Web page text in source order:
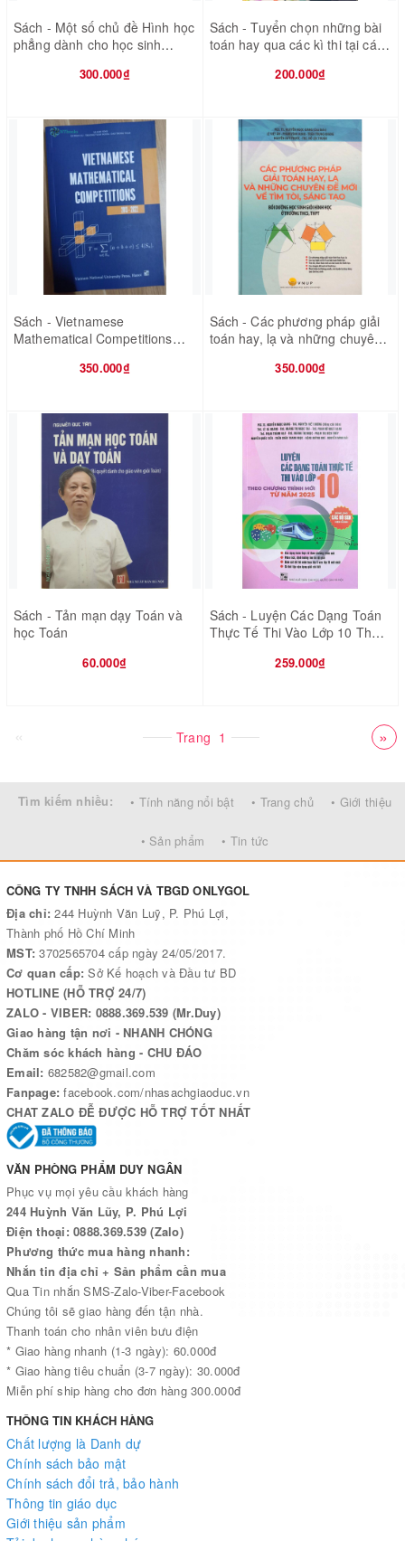
Sách - Một số chủ đề Hình học
phẳng dành cho học sinh
300.000₫
Sách - Tuyển chọn những bài
toán hay qua các kì thi tại các
200.000₫
Sách - Vietnamese
Mathematical Competitions
350.000₫
Sách - Các phương pháp giải
toán hay, lạ và những chuyên
350.000₫
Sách - Tản mạn dạy Toán và
học Toán
60.000₫
Sách - Luyện Các Dạng Toán
Thực Tế Thi Vào Lớp 10 Theo
2025(Dùng Chung Cho Các Bộ
259.000₫
« Trang 1 »
Tìm kiếm nhiều: • Tính năng nổi bật • Trang chủ • Giới thiệu
• Sản phẩm • Tin tức
CÔNG TY TNHH SÁCH VÀ TBGD ONLYGOL
Địa chỉ:244 Huỳnh Văn Luỹ, P. Phú Lợi,
Thành phố Hồ Chí Minh
MST:3702565704 cấp ngày 24/05/2017.
Cơ quan cấp:Sở Kế hoạch và Đầu tư BD
HOTLINE (HỖ TRỢ 24/7)
ZALO - VIBER: 0888.369.539 (Mr.Duy)
Giao hàng tận nơi - NHANH CHÓNG
Chăm sóc khách hàng - CHU ĐÁO
Email: 682582@gmail.com
Fanpage:facebook.com/nhasachgiaoduc.vn
CHAT ZALO ĐỄ ĐƯỢC HỖ TRỢ TỐT NHẤT
VĂN PHÒNG PHẨM DUY NGÂN
Phục vụ mọi yêu cầu khách hàng
244 Huỳnh Văn Lũy, P. Phú Lợi
Điện thoại: 0888.369.539 (Zalo)
Phương thức mua hàng nhanh:
Nhắn tin địa chỉ + Sản phẩm cần mua
Qua Tin nhắn SMS-Zalo-Viber-Facebook
Chúng tôi sẽ giao hàng đến tận nhà.
Thanh toán cho nhân viên bưu điện
* Giao hàng nhanh (1-3 ngày): 60.000đ
* Giao hàng tiêu chuẩn (3-7 ngày): 30.000đ
Miễn phí ship hàng cho đơn hàng 300.000đ
THÔNG TIN KHÁCH HÀNG
Chất lượng là Danh dự
Chính sách bảo mật
Chính sách đổi trả, bảo hành
Thông tin giáo dục
Giới thiệu sản phẩm